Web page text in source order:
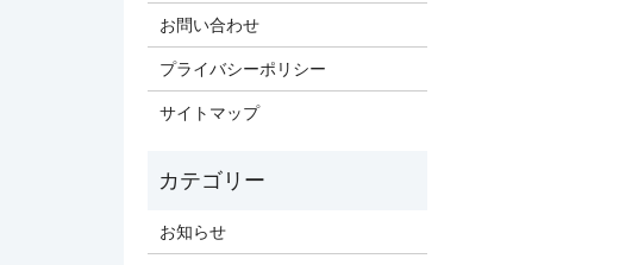
お問い合わせ
プライバシーポリシー
サイトマップ
お知らせ